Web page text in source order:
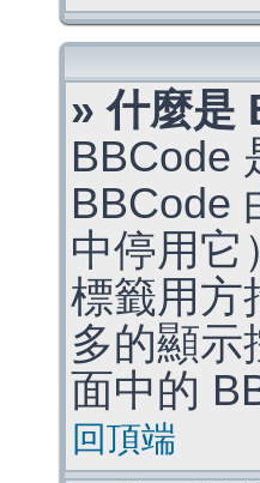
» 什麼是
BBCode
BBCode
中停用它
標籤用方
多的顯示
面中的
回頂端